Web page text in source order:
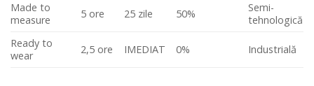
Made to
measure
5 ore 25 zile 50%
Semi-
tehnologică
Ready to
wear
2,5 ore IMEDIAT 0% Industrială